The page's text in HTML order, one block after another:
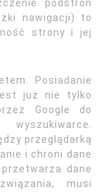
podstron
nawigacji) to
strony i jej
Posiadanie
już nie tylko
Google do
przeglądarką
i chroni dane
dane
musi